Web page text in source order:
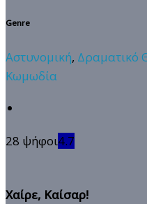
Genre
Αστυνομική, Δραματικό
Κωμωδία
28 ψήφοι4.7
Χαίρε, Καίσαρ!